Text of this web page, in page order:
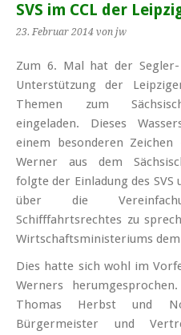
SVS im CCL der
23. Februar 2014 von jw
Zum 6. Mal hat der Segler-
Unterstützung der
Themen zum
eingeladen. Dieses
einem besonderen
Werner aus dem
folgte der Einladung des
über die
Schifffahrtsrechtes zu
Wirtschaftsministeriums
Dies hatte sich wohl im
Werners
Thomas Herbst und
Bürgermeister und